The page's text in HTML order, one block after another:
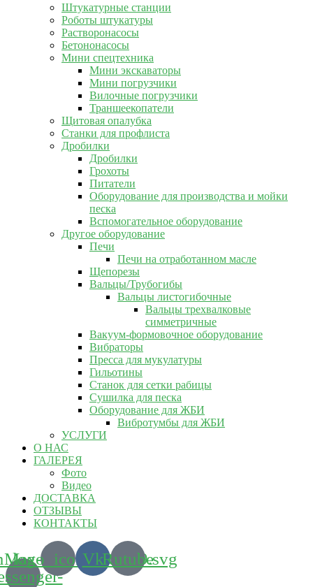
Штукатурные станции
Роботы штукатуры
Растворонасосы
Бетононасосы
Мини спецтехника
Мини экскаваторы
Мини погрузчики
Вилочные погрузчики
Траншеекопатели
Щитовая опалубка
Станки для профлиста
Дробилки
Дробилки
Грохоты
Питатели
Оборудование для производства и мойки
песка
Вспомогательное оборудование
Другое оборудование
Печи
Печи на отработанном масле
Щепорезы
Вальцы/Трубогибы
Вальцы листогибочные
Вальцы трехвалковые
симметричные
Вакуум-формовочное оборудование
Вибраторы
Пресса для мукулатуры
Гильотины
Станок для сетки рабицы
Сушилка для песка
Оборудование для ЖБИ
Вибротумбы для ЖБИ
УСЛУГИ
О НАС
ГАЛЕРЕЯ
Фото
Видео
ДОСТАВКА
ОТЗЫВЫ
КОНТАКТЫ
Max-
VkRutube